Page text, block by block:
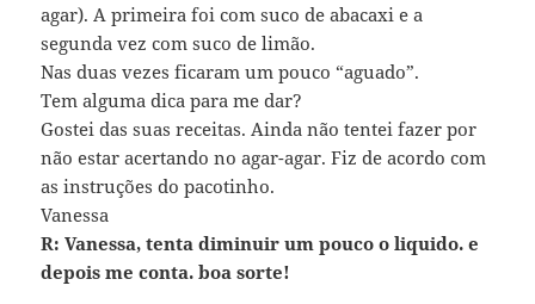
agar). A primeira foi com suco de abacaxi e a
segunda vez com suco de limão.
Nas duas vezes ficaram um pouco “aguado”.
Tem alguma dica para me dar?
Gostei das suas receitas. Ainda não tentei fazer por
não estar acertando no agar-agar. Fiz de acordo com
as instruções do pacotinho.
Vanessa
R: Vanessa, tenta diminuir um pouco o liquido. e
depois me conta. boa sorte!